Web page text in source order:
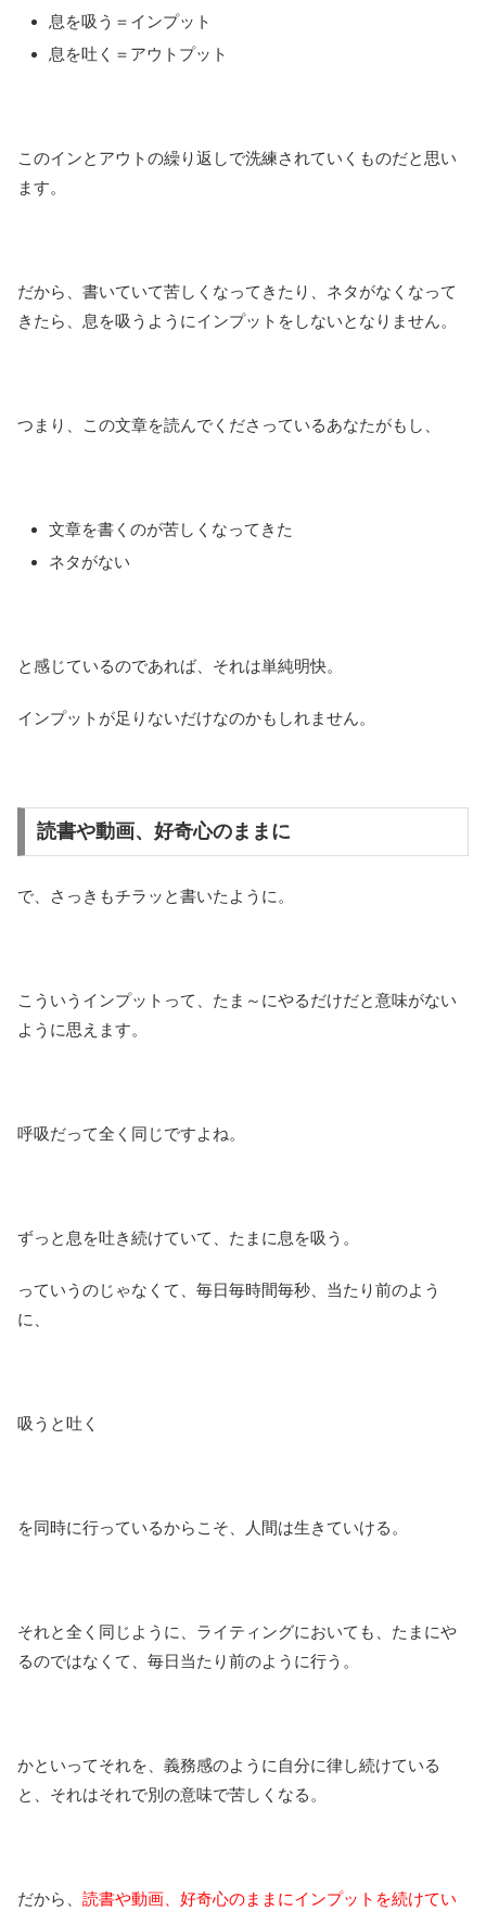
息を吸う＝インプット
息を吐く＝アウトプット
このインとアウトの繰り返しで洗練されていくものだと思い
ます。
だから、書いていて苦しくなってきたり、ネタがなくなって
きたら、息を吸うようにインプットをしないとなりません。
つまり、この文章を読んでくださっているあなたがもし、
文章を書くのが苦しくなってきた
ネタがない
と感じているのであれば、それは単純明快。
インプットが足りないだけなのかもしれません。
読書や動画、好奇心のままに
で、さっきもチラッと書いたように。
こういうインプットって、たま～にやるだけだと意味がない
ように思えます。
呼吸だって全く同じですよね。
ずっと息を吐き続けていて、たまに息を吸う。
っていうのじゃなくて、毎日毎時間毎秒、当たり前のよう
に、
吸うと吐く
を同時に行っているからこそ、人間は生きていける。
それと全く同じように、ライティングにおいても、たまにや
るのではなくて、毎日当たり前のように行う。
かといってそれを、義務感のように自分に律し続けている
と、それはそれで別の意味で苦しくなる。
だから、 読書や動画、好奇心のままにインプットを続けてい